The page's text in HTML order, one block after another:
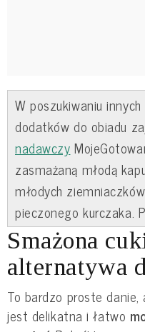
W poszukiwaniu
dodatków do obiadu
nadawczy
zasmażaną młodą
młodych
pieczonego kurczaka.
Smażona
alternatywa
To bardzo proste danie,
jest delikatna i łatwo